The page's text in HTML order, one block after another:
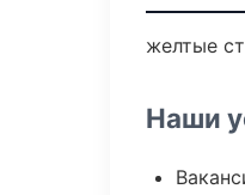
желтые
Наши